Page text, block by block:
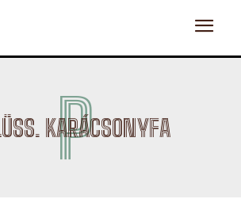
KARÁCSONYFA
P